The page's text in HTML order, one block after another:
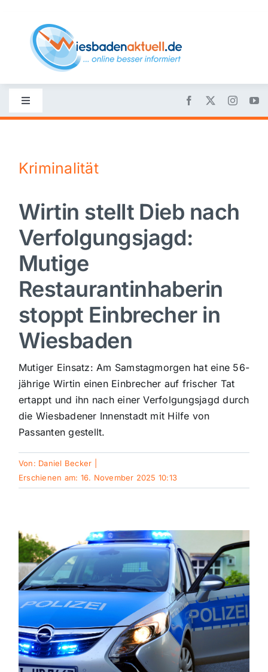
content
Toggle
Navigation
Nachrichten
Politik
Wirtschaft
Sport
Panorama
Mein Stadtteil
Verkehrsmeldungen
Themen und Termine
Gewinnspiele
Kriminalität
Wirtin stellt Dieb nach
Verfolgungsjagd:
Mutige
Restaurantinhaberin
stoppt Einbrecher in
Wiesbaden
Mutiger Einsatz: Am Samstagmorgen hat eine 56-
jährige Wirtin einen Einbrecher auf frischer Tat
ertappt und ihn nach einer Verfolgungsjagd durch
die Wiesbadener Innenstadt mit Hilfe von
Passanten gestellt.
Von: Daniel Becker
Erschienen am: 16. November 2025 10:13